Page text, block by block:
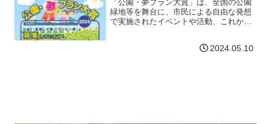
「公園・夢プラン大賞」は、全国の公園
緑地等を舞台に、市民による自由な発想
で実施されたイベントや活動、これから
く使いこなす人々をさらに増やして行く
2024.05.10